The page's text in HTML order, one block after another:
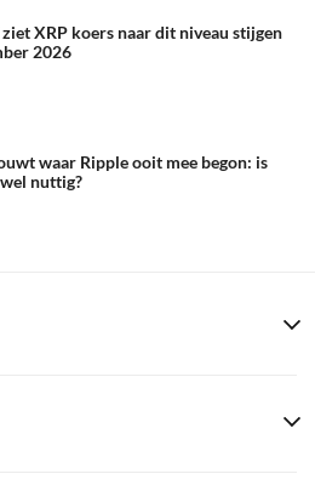
ziet XRP koers naar dit niveau stijgen
2026
waar Ripple ooit mee begon: is
nuttig?